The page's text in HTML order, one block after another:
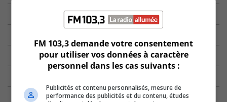
FM 103,3 demande votre consentement
pour utiliser vos données à caractère
personnel dans les cas suivants :
Publicités et contenu personnalisés, mesure de
performance des publicités et du contenu, études